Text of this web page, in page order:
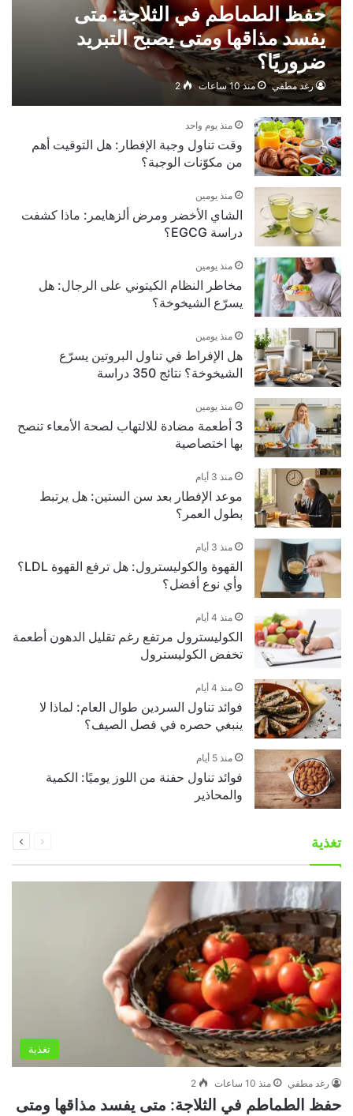
حفظ الطماطم في الثلاجة: متى
يفسد مذاقها ومتى يصبح التبريد
ضروريًا؟
رغد مطفي منذ 10 ساعات 2
منذ يوم واحد
وقت تناول وجبة الإفطار: هل التوقيت أهم
من مكوّنات الوجبة؟
منذ يومين
الشاي الأخضر ومرض ألزهايمر: ماذا كشفت
دراسة EGCG؟
منذ يومين
مخاطر النظام الكيتوني على الرجال: هل
يسرّع الشيخوخة؟
منذ يومين
هل الإفراط في تناول البروتين يسرّع
الشيخوخة؟ نتائج 350 دراسة
منذ يومين
3 أطعمة مضادة للالتهاب لصحة الأمعاء تنصح
بها اختصاصية
منذ 3 أيام
موعد الإفطار بعد سن الستين: هل يرتبط
بطول العمر؟
منذ 3 أيام
القهوة والكوليسترول: هل ترفع القهوة LDL؟
وأي نوع أفضل؟
منذ 4 أيام
الكوليسترول مرتفع رغم تقليل الدهون أطعمة
تخفض الكوليسترول
منذ 4 أيام
فوائد تناول السردين طوال العام: لماذا لا
ينبغي حصره في فصل الصيف؟
منذ 5 أيام
فوائد تناول حفنة من اللوز يوميًا: الكمية
والمحاذير
تغذية الصفحةالصفحة
تغذية
رغد مطفي منذ 10 ساعات 2
حفظ الطماطم في الثلاجة: متى يفسد مذاقها ومتى